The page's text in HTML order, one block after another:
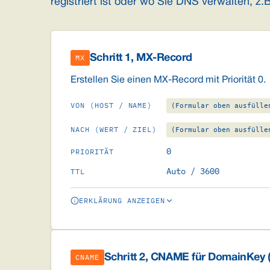
registriert ist oder wo Sie DNS verwalten,
MX Schritt 1, MX-Record
Erstellen Sie einen MX-Record mit Priorität 0.
VON (HOST / NAME) (Formular oben
NACH (WERT / ZIEL) (Formular oben
PRIORITÄT 0
TTL Auto / 3600
ERKLÄRUNG ANZEIGEN
CNAME Schritt 2, CNAME für DomainKey